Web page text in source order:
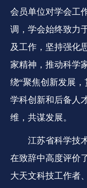
会员单位对学会工
调，学会始终致力
及工作，坚持强化
家精神，推动科学
绕“聚焦创新发展
学科创新和后备人
维，共谋发展。
江苏省科学技
在致辞中高度评价
大天文科技工作者